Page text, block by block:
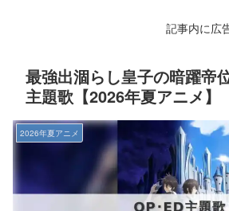
記事内に広
最強出涸らし皇子の暗躍帝
主題歌【2026年夏アニメ】
2026年夏アニメ